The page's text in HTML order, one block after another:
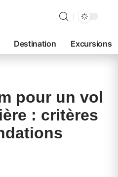
Destination Excursions
pour un vol
: critères